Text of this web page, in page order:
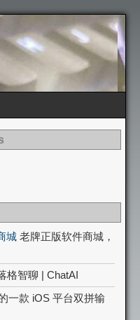
城 老牌正版软件商城，
格智聊 | ChatAI
一款 iOS 平台双拼输